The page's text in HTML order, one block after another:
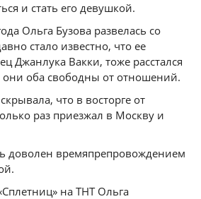
и стать его девушкой.
Ольга Бузова развелась со
стало известно, что ее
Джанлука Вакки, тоже расстался
они оба свободны от отношений.
что в восторге от
раз приезжал в Москву и
доволен времяпрепровождением
на ТНТ Ольга